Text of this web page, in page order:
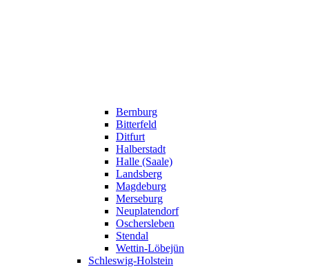
Bernburg
Bitterfeld
Ditfurt
Halberstadt
Halle (Saale)
Landsberg
Magdeburg
Merseburg
Neuplatendorf
Oschersleben
Stendal
Wettin-Löbejün
Schleswig-Holstein